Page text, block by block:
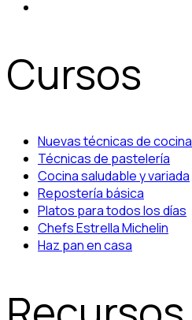
Cursos
Nuevas técnicas de cocina
Técnicas de pastelería
Cocina saludable y variada
Repostería básica
Platos para todos los días
Chefs Estrella Michelin
Haz pan en casa